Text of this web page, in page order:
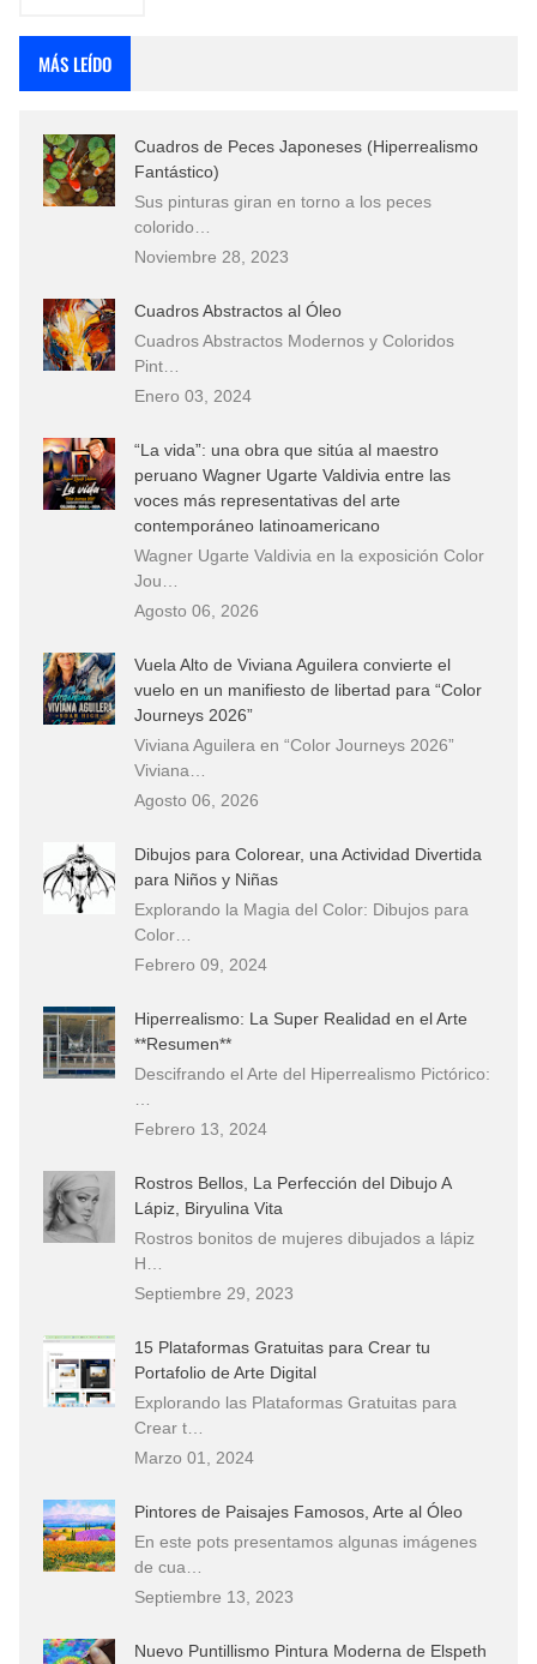
MÁS LEÍDO
Cuadros de Peces Japoneses (Hiperrealismo
Fantástico)
Sus pinturas giran en torno a los peces
colorido…
Noviembre 28, 2023
Cuadros Abstractos al Óleo
Cuadros Abstractos Modernos y Coloridos
Pint…
Enero 03, 2024
“La vida”: una obra que sitúa al maestro
peruano Wagner Ugarte Valdivia entre las
voces más representativas del arte
contemporáneo latinoamericano
Wagner Ugarte Valdivia en la exposición Color
Jou…
Agosto 06, 2026
Vuela Alto de Viviana Aguilera convierte el
vuelo en un manifiesto de libertad para “Color
Journeys 2026”
Viviana Aguilera en “Color Journeys 2026”
Viviana…
Agosto 06, 2026
Dibujos para Colorear, una Actividad Divertida
para Niños y Niñas
Explorando la Magia del Color: Dibujos para
Color…
Febrero 09, 2024
Hiperrealismo: La Super Realidad en el Arte
**Resumen**
Descifrando el Arte del Hiperrealismo Pictórico:
Febrero 13, 2024
Rostros Bellos, La Perfección del Dibujo A
Lápiz, Biryulina Vita
Rostros bonitos de mujeres dibujados a lápiz
H…
Septiembre 29, 2023
15 Plataformas Gratuitas para Crear tu
Portafolio de Arte Digital
Explorando las Plataformas Gratuitas para
Crear t…
Marzo 01, 2024
Pintores de Paisajes Famosos, Arte al Óleo
En este pots presentamos algunas imágenes
de cua…
Septiembre 13, 2023
Nuevo Puntillismo Pintura Moderna de Elspeth